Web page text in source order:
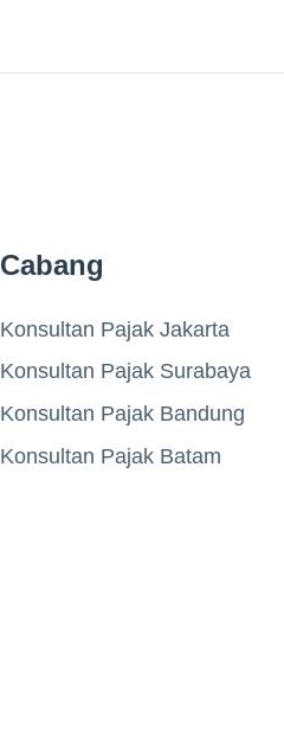
Cabang
Konsultan Pajak Jakarta
Konsultan Pajak Surabaya
Konsultan Pajak Bandung
Konsultan Pajak Batam